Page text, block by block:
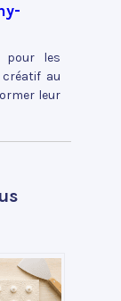
pour les
au
leur